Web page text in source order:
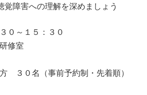
覚障害への理解を深めましょう
～１５：３０
修室
０名（事前予約制・先着順）